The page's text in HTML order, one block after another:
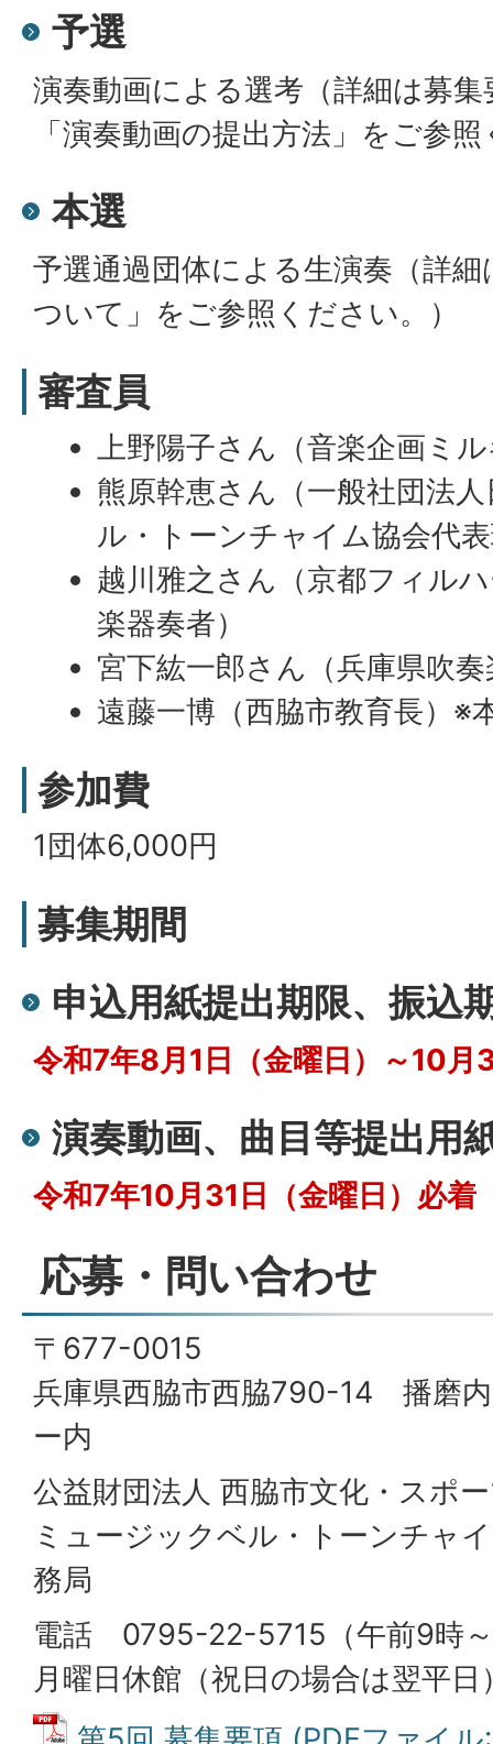
予選
演奏動画による選考（詳細は募
「演奏動画の提出方法」をご参
本選
予選通過団体による生演奏（詳
ついて」をご参照ください。）
審査員
上野陽子さん（音楽企画ミ
熊原幹恵さん（一般社団法
ル・トーンチャイム協会代
越川雅之さん（京都フィル
楽器奏者）
宮下紘一郎さん（兵庫県吹
遠藤一博（西脇市教育長）※
参加費
1団体6,000円
募集期間
申込用紙提出期限、振込
令和7年8月1日（金曜日 ）～10月
演奏動画、曲目等提出用
令和7年10月31日（金曜日 ）必着
応募・問い合わせ
〒677-0015
兵庫県西脇市西脇790-14 播磨
ー内
公益財団法人 西脇市文化・スポ
ミュージックベル・トーンチャ
務局
電話 0795-22-5715（午前9時
月曜日休館（祝日の場合は翌平日